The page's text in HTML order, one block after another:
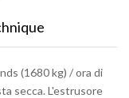
(1680 kg) / ora di
secca. L'estrusore